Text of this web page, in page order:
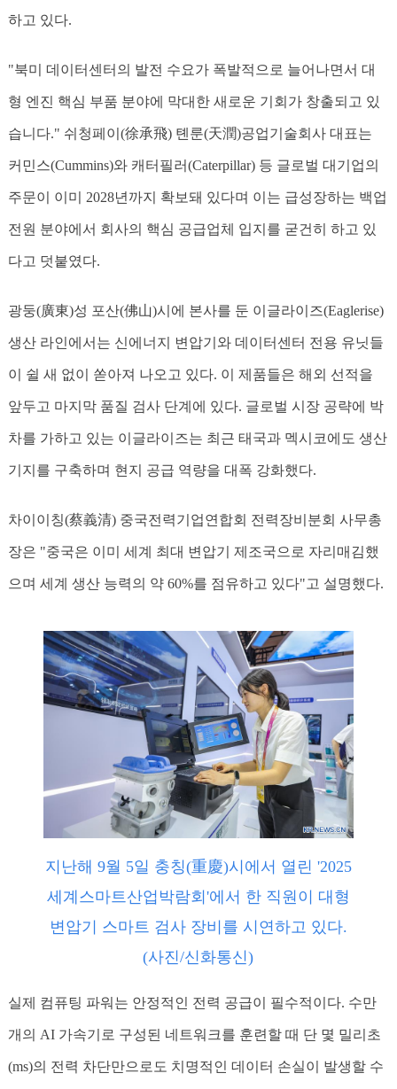
하고 있다.
"북미 데이터센터의 발전 수요가 폭발적으로 늘어나면서 대
형 엔진 핵심 부품 분야에 막대한 새로운 기회가 창출되고 있
습니다." 쉬청페이(徐承飛) 톈룬(天潤)공업기술회사 대표는
커민스(Cummins)와 캐터필러(Caterpillar) 등 글로벌 대기업의
주문이 이미 2028년까지 확보돼 있다며 이는 급성장하는 백업
전원 분야에서 회사의 핵심 공급업체 입지를 굳건히 하고 있
다고 덧붙였다.
광둥(廣東)성 포산(佛山)시에 본사를 둔 이글라이즈(Eaglerise)
생산 라인에서는 신에너지 변압기와 데이터센터 전용 유닛들
이 쉴 새 없이 쏟아져 나오고 있다. 이 제품들은 해외 선적을
앞두고 마지막 품질 검사 단계에 있다. 글로벌 시장 공략에 박
차를 가하고 있는 이글라이즈는 최근 태국과 멕시코에도 생산
기지를 구축하며 현지 공급 역량을 대폭 강화했다.
차이이칭(蔡義清) 중국전력기업연합회 전력장비분회 사무총
장은 "중국은 이미 세계 최대 변압기 제조국으로 자리매김했
으며 세계 생산 능력의 약 60%를 점유하고 있다"고 설명했다.
지난해 9월 5일 충칭(重慶)시에서 열린 '2025
세계스마트산업박람회'에서 한 직원이 대형
변압기 스마트 검사 장비를 시연하고 있다.
(사진/신화통신)
실제 컴퓨팅 파워는 안정적인 전력 공급이 필수적이다. 수만
개의 AI 가속기로 구성된 네트워크를 훈련할 때 단 몇 밀리초
(ms)의 전력 차단만으로도 치명적인 데이터 손실이 발생할 수